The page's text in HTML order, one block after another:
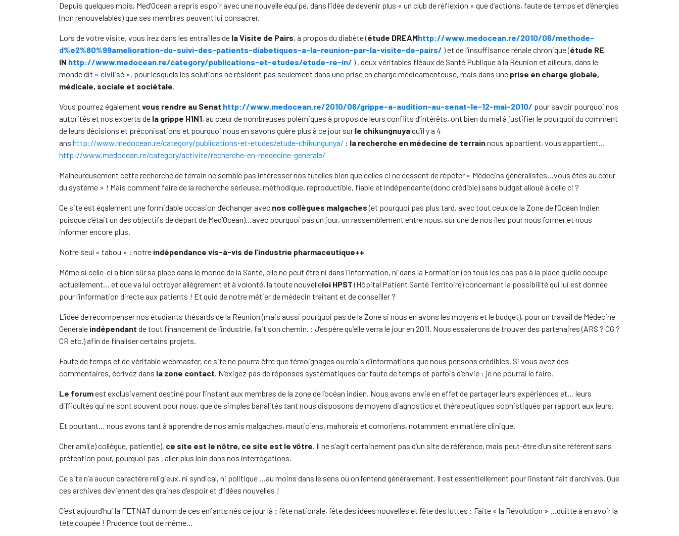
Depuis quelques mois, Med’Ocean a repris espoir avec une nouvelle équipe, dans l’idée de devenir plus « un club de réflexion » que d’actions, faute de temps et d’énergies
(non renouvelables) que ses membres peuvent lui consacrer.
Lors de votre visite, vous irez dans les entrailles de la Visite de Pairs, à propos du diabète (étude DREAMhttp://www.medocean.re/2010/06/methode-
d%e2%80%99amelioration-du-suivi-des-patients-diabetiques-a-la-reunion-par-la-visite-de-pairs/ ) et de l’insuffisance rénale chronique (étude RE
IN http://www.medocean.re/category/publications-et-etudes/etude-re-in/ ) , deux véritables fléaux de Santé Publique à la Réunion et ailleurs, dans le
monde dit « civilisé », pour lesquels les solutions ne résident pas seulement dans une prise en charge médicamenteuse, mais dans une prise en charge globale,
médicale, sociale et sociétale.
Vous pourrez également vous rendre au Senat http://www.medocean.re/2010/06/grippe-a-audition-au-senat-le-12-mai-2010/ pour savoir pourquoi nos
autorités et nos experts de la grippe H1N1, au cœur de nombreuses polémiques à propos de leurs conflits d’intérêts, ont bien du mal à justifier le pourquoi du comment
de leurs décisions et préconisations et pourquoi nous en savons guère plus à ce jour sur le chikungnuyaqu’il y a 4
ans http://www.medocean.re/category/publications-et-etudes/etude-chikungunya/ : la recherche en médecine de terrainnous appartient, vous appartient…
http://www.medocean.re/category/activite/recherche-en-medecine-generale/
Malheureusement cette recherche de terrain ne semble pas intéresser nos tutelles bien que celles ci ne cessent de répéter « Médecins généralistes…vous êtes au cœur
du système » ! Mais comment faire de la recherche sérieuse, méthodique, reproductible, fiable et indépendante (donc crédible) sans budget alloué à celle ci ?
Ce site est également une formidable occasion d’échanger avec nos collègues malgaches(et pourquoi pas plus tard, avec tout ceux de la Zone de l’Océan Indien
puisque c’était un des objectifs de départ de Med’Ocean)…avec pourquoi pas un jour, un rassemblement entre nous, sur une de nos iles pour nous former et nous
informer encore plus.
Notre seul « tabou » : notre indépendance vis-à-vis de l’industrie pharmaceutique++
Même si celle-ci a bien sûr sa place dans le monde de la Santé, elle ne peut être ni dans l’Information, ni dans la Formation (en tous les cas pas à la place qu’elle occupe
actuellement… et que va lui octroyer allégrement et à volonté, la toute nouvelleloi HPST(Hôpital Patient Santé Territoire) concernant la possibilité qui lui est donnée
pour l’information directe aux patients ! Et quid de notre métier de médecin traitant et de conseiller ?
L’idée de récompenser nos étudiants thésards de la Réunion (mais aussi pourquoi pas de la Zone si nous en avons les moyens et le budget), pour un travail de Médecine
Générale indépendant de tout financement de l’industrie, fait son chemin. : J’espère qu’elle verra le jour en 2011. Nous essaierons de trouver des partenaires (ARS ? CG ?
CR etc.) afin de finaliser certains projets.
Faute de temps et de véritable webmaster, ce site ne pourra être que témoignages ou relais d’informations que nous pensons crédibles. Si vous avez des
commentaires, écrivez dans la zone contact. N’exigez pas de réponses systématiques car faute de temps et parfois d’envie : je ne pourrai le faire.
Le forumest exclusivement destiné pour l’instant aux membres de la zone de l’océan indien. Nous avons envie en effet de partager leurs expériences et… leurs
difficultés qui ne sont souvent pour nous, que de simples banalités tant nous disposons de moyens diagnostics et thérapeutiques sophistiqués par rapport aux leurs.
Et pourtant… nous avons tant à apprendre de nos amis malgaches, mauriciens, mahorais et comoriens, notamment en matière clinique.
Cher ami(e) collègue, patient(e), ce site est le nôtre, ce site est le vôtre. Il ne s’agit certainement pas d’un site de référence, mais peut-être d’un site référent sans
prétention pour, pourquoi pas , aller plus loin dans nos interrogations.
Ce site n’a aucun caractère religieux, ni syndical, ni politique …au moins dans le sens où on l’entend généralement. Il est essentiellement pour l’instant fait d’archives. Que
ces archives deviennent des graines d’espoir et d’idées nouvelles !
C’est aujourd’hui la FETNAT du nom de ces enfants nés ce jour là : fête nationale, fête des idées nouvelles et fête des luttes : Faite « la Révolution » …quitte à en avoir la
tète coupée ! Prudence tout de même…